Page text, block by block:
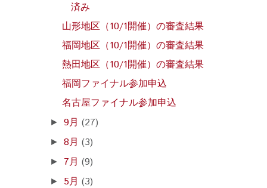
済み
山形地区（10/1開催）の審査結果
福岡地区（10/1開催）の審査結果
熱田地区（10/1開催）の審査結果
福岡ファイナル参加申込
名古屋ファイナル参加申込
►9月(27)
►8月(3)
► 7月(9)
► 5月(3)